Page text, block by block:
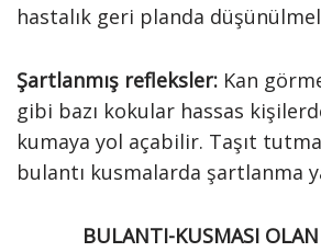
hastalık geri planda
Şartlanmış refleksler: Kan
gibi bazı kokular hassas
kumaya yol açabilir. Taşıt
bulantı kusmalarda şartlanma
BULANTI-KUSMASI OLAN